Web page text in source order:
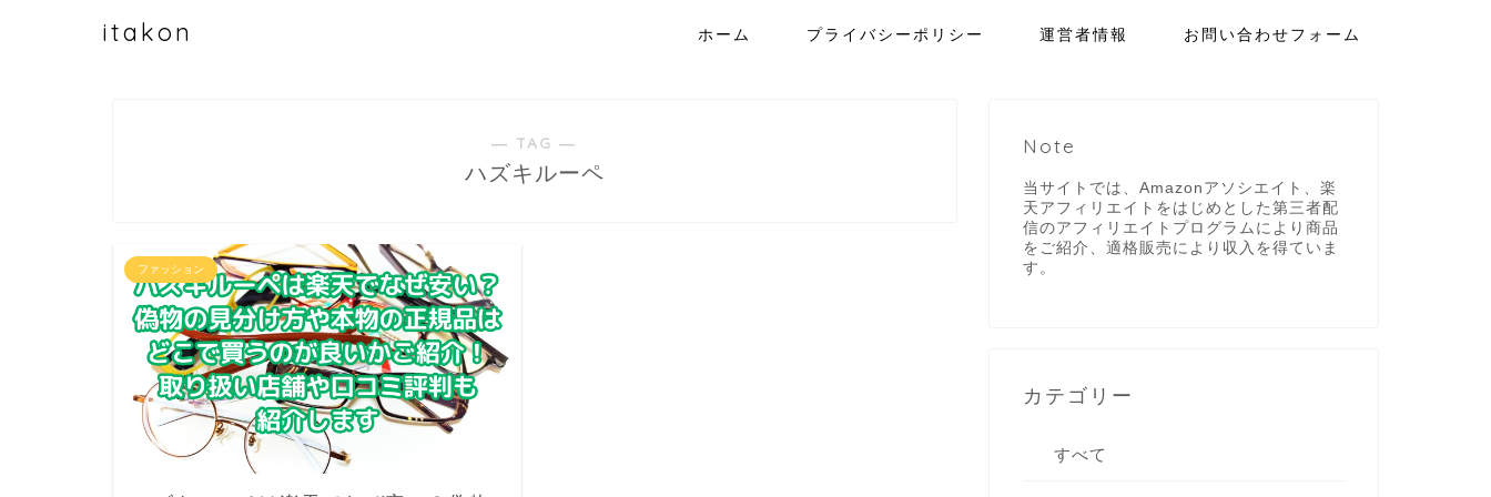
itakon ホーム プライバシーポリシー 運営者情報 お問い合わせフォーム
― TAG ―
ハズキルーペ
ファッション
Note
当サイトでは、Amazonアソシエイト、楽
天アフィリエイトをはじめとした第三者配
信のアフィリエイトプログラムにより商品
をご紹介、適格販売により収入を得ていま
す。
カテゴリー
すべて